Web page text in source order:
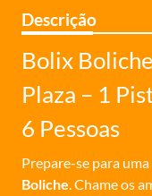
Descrição
Bolix
Plaza – 1
6 Pessoas
Prepare-se para
Boliche. Chame os